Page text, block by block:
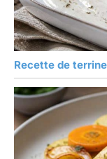
Recette de